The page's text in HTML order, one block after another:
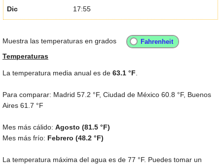
Dic 17:55
Muestra las temperaturas en grados
Temperaturas
La temperatura media anual es de 63.1 °F
Para comparar: Madrid 57.2 °F, Ciudad de México 60.8 °F, Buenos
Aires 61.7 °F
Mes más cálido: Agosto (81.5 °F)
Mes más frío: Febrero (48.2 °F)
La temperatura máxima del agua es de 77 °F. Puedes tomar un